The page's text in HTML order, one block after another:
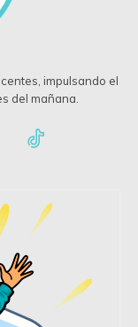
impulsando el
del mañana.